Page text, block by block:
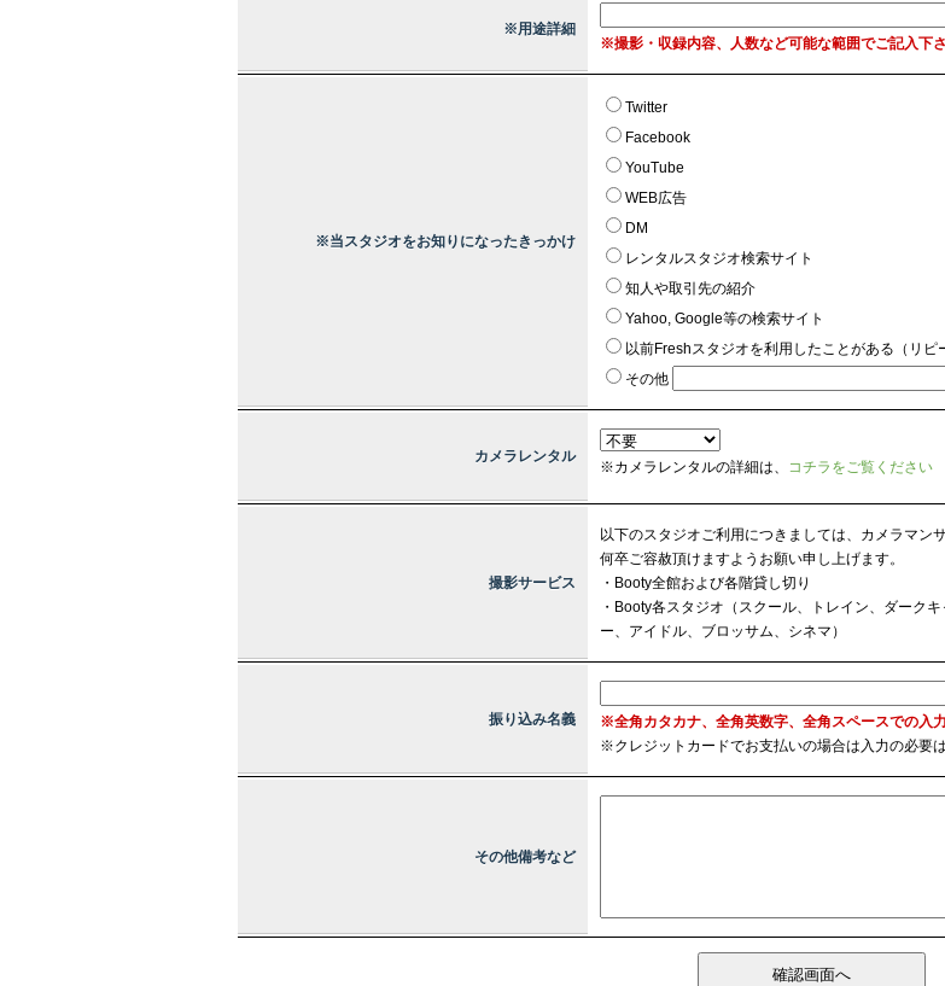
※用途詳細
※撮影・収録内容、人数など可能な範囲でご記入下さ
※当スタジオをお知りになったきっかけ
Twitter
Facebook
YouTube
WEB広告
DM
レンタルスタジオ検索サイト
知人や取引先の紹介
Yahoo, Google等の検索サイト
以前Freshスタジオを利用したことがある（リピ
その他
カメラレンタル
※カメラレンタルの詳細は、 コチラをご覧ください
撮影サービス
以下のスタジオご利用につきましては、カメラマン
何卒ご容赦頂けますようお願い申し上げます。
・Booty全館および各階貸し切り
・Booty各スタジオ（スクール、トレイン、ダーク
ー、アイドル、ブロッサム、シネマ）
振り込み名義
※全角カタカナ、全角英数字、全角スペースでの入
※クレジットカードでお支払いの場合は入力の必要
その他備考など